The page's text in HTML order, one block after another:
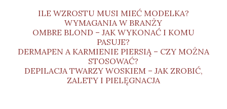
ILE WZROSTU MUSI MIEĆ MODELKA?
WYMAGANIA W BRANŻY
OMBRE BLOND – JAK WYKONAĆ I KOMU
PASUJE?
DERMAPEN A KARMIENIE PIERSIĄ – CZY MOŻNA
STOSOWAĆ?
DEPILACJA TWARZY WOSKIEM – JAK ZROBIĆ,
ZALETY I PIELĘGNACJA